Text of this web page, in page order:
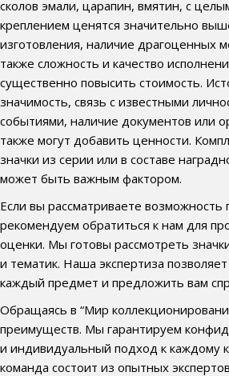
сколов эмали, царапин, вмятин, с
креплением ценятся значительно
изготовления, наличие драгоценных
также сложность и качество
существенно повысить стоимость.
значимость, связь с известными
событиями, наличие документов или
также могут добавить ценности.
значки из серии или в составе
может быть важным фактором.
Если вы рассматриваете
рекомендуем обратиться к нам для
оценки. Мы готовы рассмотреть
и тематик. Наша экспертиза
каждый предмет и предложить вам
Обращаясь в “Мир
преимуществ. Мы гарантируем
и индивидуальный подход к каждому
команда состоит из опытных